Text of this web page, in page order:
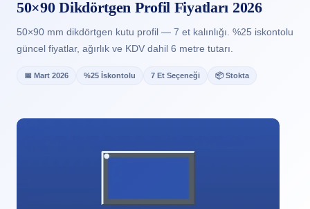
50×90 Dikdörtgen Profil Fiyatları 2026
50×90 mm dikdörtgen kutu profil — 7 et kalınlığı. %25 iskontolu
güncel fiyatlar, ağırlık ve KDV dahil 6 metre tutarı.
📅 Mart 2026 %25 İskontolu 7 Et Seçeneği 📦 Stokta